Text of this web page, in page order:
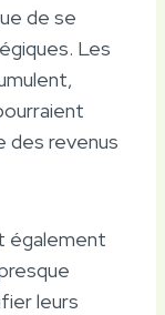
de se
Les
des revenus
également
leurs